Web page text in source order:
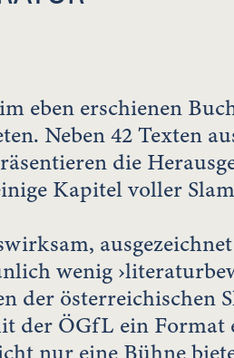
eben erschienen
Neben 42 Texten
die
Kapitel voller
wenig
der österreichischen
der ÖGfL ein Format